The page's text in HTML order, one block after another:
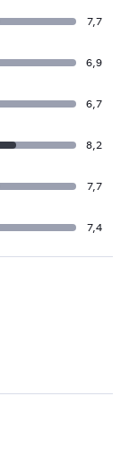
7,7
6,9
6,7
8,2
7,7
7,4